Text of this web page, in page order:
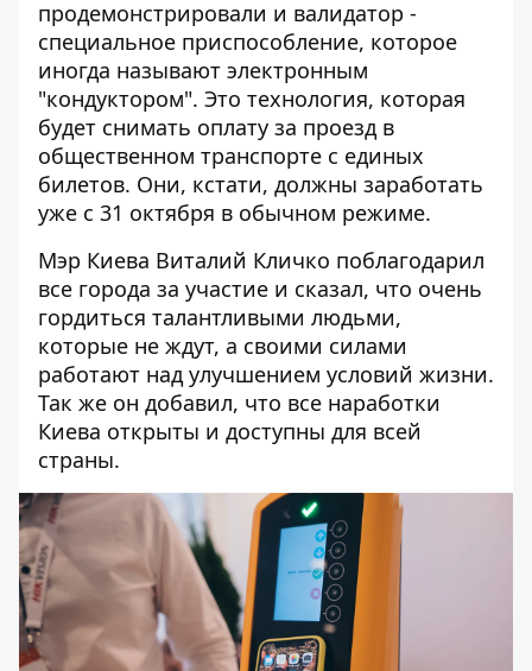
продемонстрировали и валидатор -
специальное приспособление, которое
иногда называют электронным
"кондуктором". Это технология, которая
будет снимать оплату за проезд в
общественном транспорте с единых
билетов. Они, кстати, должны заработать
уже с 31 октября в обычном режиме.
Мэр Киева Виталий Кличко поблагодарил
все города за участие и сказал, что очень
гордиться талантливыми людьми,
которые не ждут, а своими силами
работают над улучшением условий жизни.
Так же он добавил, что все наработки
Киева открыты и доступны для всей
страны.